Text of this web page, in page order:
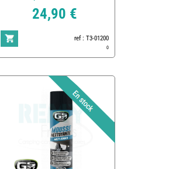
24,90 €
ref : T3-01200
0